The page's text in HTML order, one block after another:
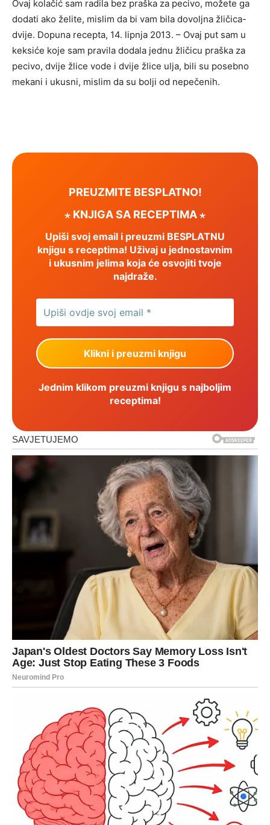
Ovaj kolačić sam radila bez praška za pecivo, možete ga
dodati ako želite, mislim da bi vam bila dovoljna žličica-
dvije. Dopuna recepta, 14. lipnja 2013. – Ovaj put sam u
keksiće koje sam pravila dodala jednu žličicu praška za
pecivo, dvije žlice vode i dvije žlice ulja, bili su posebno
mekani i ukusni, mislim da su bolji od nepečenih.
PREUZMITE BESPLATNO!
⋆ KNJIGA SA RECEPTIMA ⋆
Upiši svoj email i preuzmi BESPLATNU
knjigu s receptima! Uživaj u jednostavnim
i ukusnim jelima koja će osvojiti tvoje
najdraže.
Jednim klikom preuzmi knjigu s najboljim
receptima!